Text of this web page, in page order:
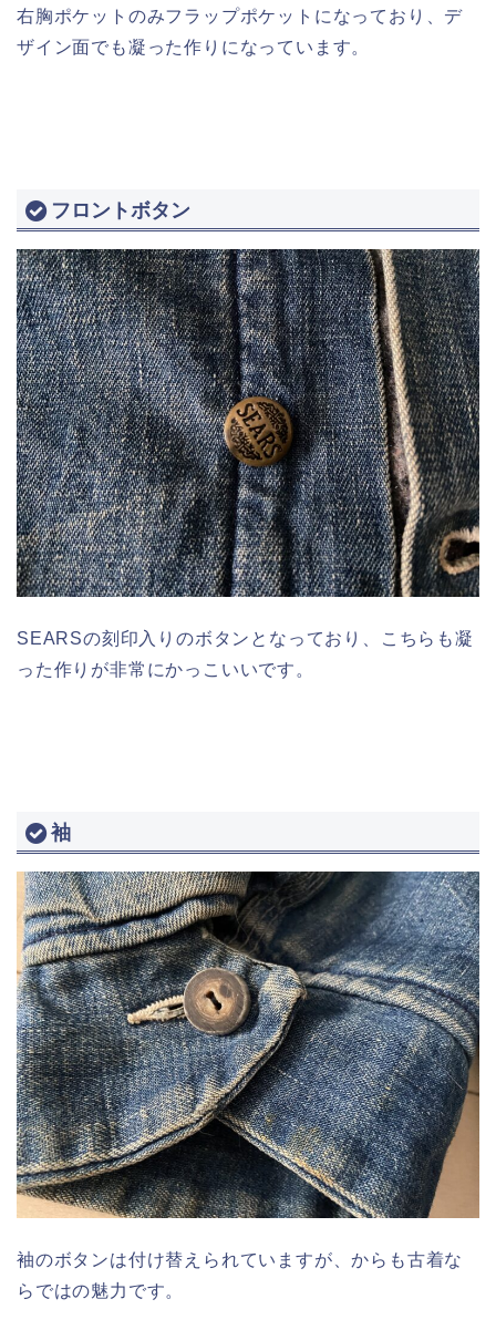
右胸ポケットのみフラップポケットになっており、デ
ザイン面でも凝った作りになっています。
フロントボタン
SEARSの刻印入りのボタンとなっており、こちらも凝
った作りが非常にかっこいいです。
袖
袖のボタンは付け替えられていますが、からも古着な
らではの魅力です。